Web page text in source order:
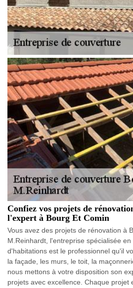
Confiez vos projets de
l'expert à Bourg Et Comin
Vous avez des projets de rénovation à
M.Reinhardt, l'entreprise spécialisée
d'habitations est le professionnel qu'il
la façade, les murs, le toit, la
nous mettons à votre disposition son
projets avec excellence. Chaque projet